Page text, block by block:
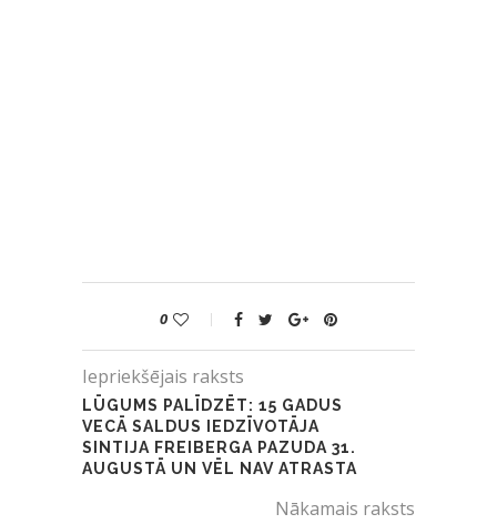
0
Iepriekšējais raksts
LŪGUMS PALĪDZĒT: 15 GADUS
VECĀ SALDUS IEDZĪVOTĀJA
SINTIJA FREIBERGA PAZUDA 31.
AUGUSTĀ UN VĒL NAV ATRASTA
Nākamais raksts